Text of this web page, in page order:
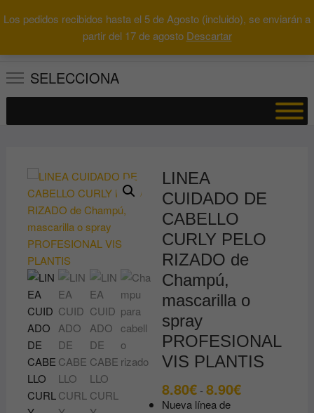
Los pedidos recibidos hasta el 5 de Agosto (incluido), se enviarán a
partir del 17 de agosto Descartar
al
Buscar
0 Total
SELECCIONA
LINEA
CUIDADO DE
CABELLO
CURLY PELO
RIZADO de
Champú,
mascarilla o
spray
PROFESIONAL
VIS PLANTIS
8.80€ - 8.90€Rango
de
Nueva línea de